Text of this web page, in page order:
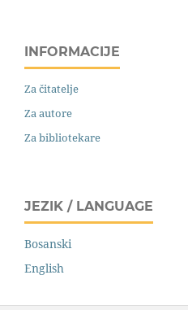
INFORMACIJE
Za čitatelje
Za autore
Za bibliotekare
JEZIK / LANGUAGE
Bosanski
English